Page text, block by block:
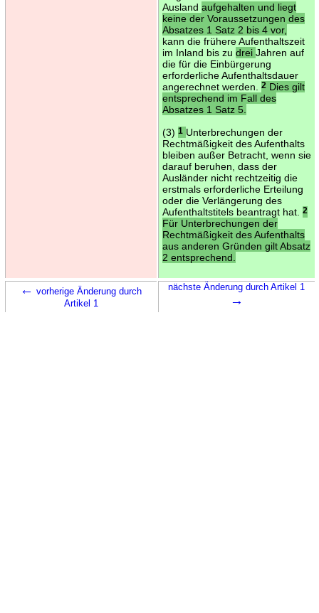
Ausland aufgehalten und liegt
keine der Voraussetzungen des
Absatzes 1 Satz 2 bis 4 vor,
kann die frühere Aufenthaltszeit
im Inland bis zu drei Jahren auf
die für die Einbürgerung
erforderliche Aufenthaltsdauer
angerechnet werden.
2Dies gilt
entsprechend im Fall des
Absatzes 1 Satz 5.
(3) 1 Unterbrechungen der
Rechtmäßigkeit des Aufenthalts
bleiben außer Betracht, wenn sie
darauf beruhen, dass der
Ausländer nicht rechtzeitig die
erstmals erforderliche Erteilung
oder die Verlängerung des
Aufenthaltstitels beantragt hat.
2
Für Unterbrechungen der
Rechtmäßigkeit des Aufenthalts
aus anderen Gründen gilt Absatz
2 entsprechend.
← vorherige Änderung durch
Artikel 1
nächste Änderung durch Artikel 1
→